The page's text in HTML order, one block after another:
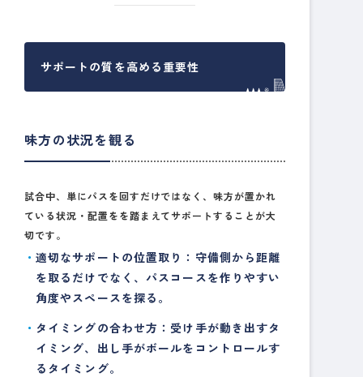
サポートの質を高める重要性
味方の状況を観る
試合中、単にパスを回すだけではなく、味方が置かれ
ている状況・配置をを踏まえてサポートすることが大
切です。
適切なサポートの位置取り ：守備側から距離
を取るだけでなく、パスコースを作りやすい
角度やスペースを探る。
タイミングの合わせ方 ：受け手が動き出すタ
イミング、出し手がボールをコントロールす
るタイミング。